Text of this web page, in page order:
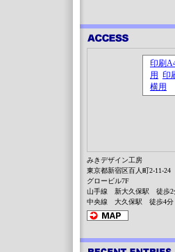
みきデザイン工房
東京都新宿区百人町2-11-
グロービル7F
山手線 新大久保駅 徒歩2
中央線 大久保駅 徒歩4分